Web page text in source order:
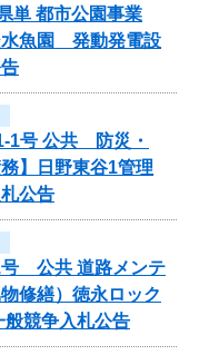
単 都市公園事業
水魚園 発動発電設
1号 公共 防災・
】日野東谷1管理
公告
号 公共 道路メンテ
修繕）徳永ロック
般競争入札公告